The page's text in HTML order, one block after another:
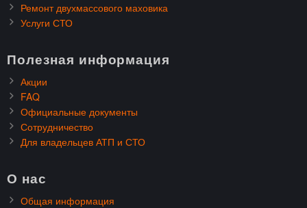
Ремонт двухмассового маховика
Услуги СТО
Полезная информация
Акции
FAQ
Официальные документы
Сотрудничество
Для владельцев АТП и СТО
О нас
Общая информация